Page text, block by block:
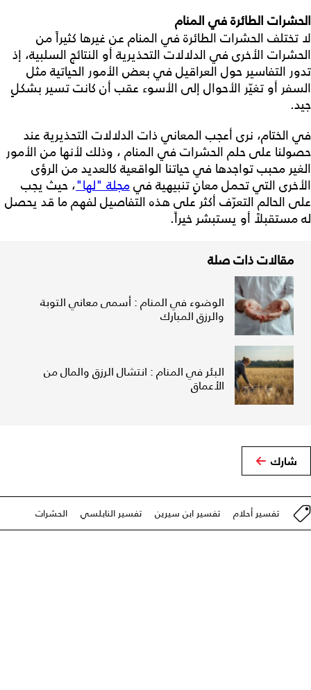
الحشرات الطائرة في المنام
لا تختلف الحشرات الطائرة في المنام عن غيرها كثيراً من
الحشرات الأخرى في الدلالات التحذيرية أو النتائج السلبية، إذ
تدور التفاسير حول العراقيل في بعض الأمور الحياتية مثل
السفر أو تغيّر الأحوال إلى الأسوء عقب أن كانت تسير بشكلٍ
جيد.
في الختام، نرى أعجب المعاني ذات الدلالات التحذيرية عند
حصولنا على حلم الحشرات في المنام ، وذلك لأنها من الأمور
الغير محبب تواجدها في حياتنا الواقعية كالعديد من الرؤى
الأخرى التي تحمل معانٍ تنبيهية فيمجلة "لها"، حيث يجب
على الحالم التعرّف أكثر على هذه التفاصيل لفهم ما قد يحصل
له مستقبلاً أو يستبشر خيراً.
مقالات ذات صلة
الوضوء في المنام : أسمى معاني التوبة
والرزق المبارك
البئر في المنام : انتشال الرزق والمال من
الأعماق
شارك
تفسير أحلام تفسير ابن سيرين تفسير النابلسي الحشرات